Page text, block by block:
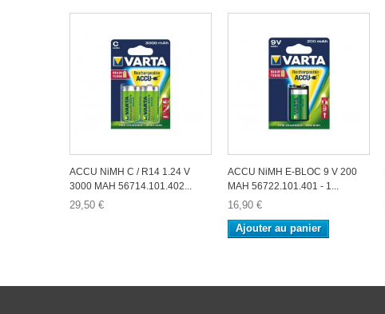
ACCU NiMH C / R14 1.24 V
3000 MAH 56714.101.402...
29,50 €
ACCU NiMH E-BLOC 9 V 200
MAH 56722.101.401 - 1...
16,90 €
Ajouter au panier